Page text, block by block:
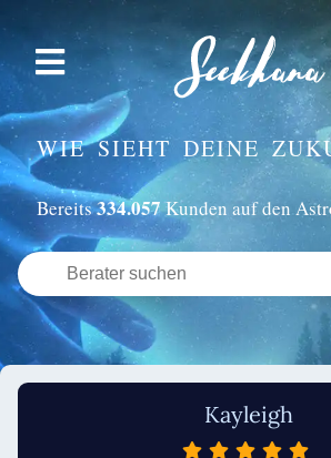
WIE SIEHT DEINE
Bereits334.057Kunden auf den
Kayleigh